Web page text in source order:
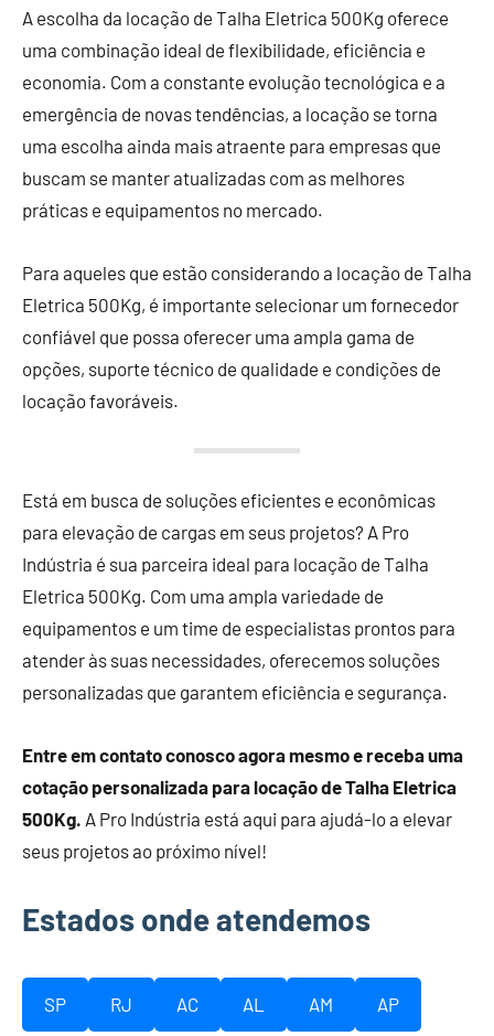
A escolha da locação de Talha Eletrica 500Kg oferece
uma combinação ideal de flexibilidade, eficiência e
economia. Com a constante evolução tecnológica e a
emergência de novas tendências, a locação se torna
uma escolha ainda mais atraente para empresas que
buscam se manter atualizadas com as melhores
práticas e equipamentos no mercado.
Para aqueles que estão considerando a locação de Talha
Eletrica 500Kg, é importante selecionar um fornecedor
confiável que possa oferecer uma ampla gama de
opções, suporte técnico de qualidade e condições de
locação favoráveis.
Está em busca de soluções eficientes e econômicas
para elevação de cargas em seus projetos? A Pro
Indústria é sua parceira ideal para locação de Talha
Eletrica 500Kg. Com uma ampla variedade de
equipamentos e um time de especialistas prontos para
atender às suas necessidades, oferecemos soluções
personalizadas que garantem eficiência e segurança.
Entre em contato conosco agora mesmo e receba uma
cotação personalizada para locação de Talha Eletrica
500Kg. A Pro Indústria está aqui para ajudá-lo a elevar
seus projetos ao próximo nível!
Estados onde atendemos
SP RJ AC AL AM AP